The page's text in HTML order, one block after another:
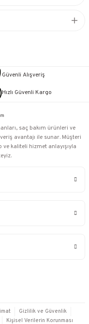
Güvenli Alışveriş
Hızlı Güvenli Kargo
saç bakım ürünleri ve
avantajı ile sunar. Müşteri
kaliteli hizmet anlayışıyla
Gizlilik ve Güvenlik
Kişisel Verilerin Korunması